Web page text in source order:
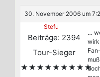
30. November 2006 um
Stefu
Beiträge: 2394
Tour-Sieger
★★★★★★★★★
…